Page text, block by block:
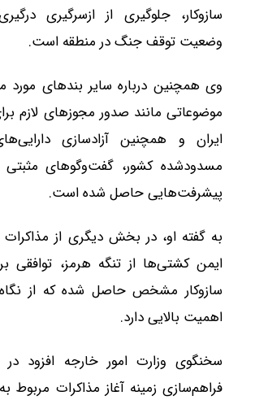
سازوکار، جلوگیری از ازسرگیری
وضعیت توقف جنگ در منطقه است.
وی همچنین درباره سایر بندهای مورد
موضوعاتی مانند صدور مجوزهای لازم
ایران و همچنین آزادسازی
مسدودشده کشور، گفت‌وگوهای
پیشرفت‌هایی حاصل شده است.
به گفته او، در بخش دیگری از مذاکرات
ایمن کشتی‌ها از تنگه هرمز، توافقی
سازوکار مشخص حاصل شده که از نگاه
اهمیت بالایی دارد.
سخنگوی وزارت امور خارجه افزود
فراهم‌سازی زمینه آغاز مذاکرات مربوط